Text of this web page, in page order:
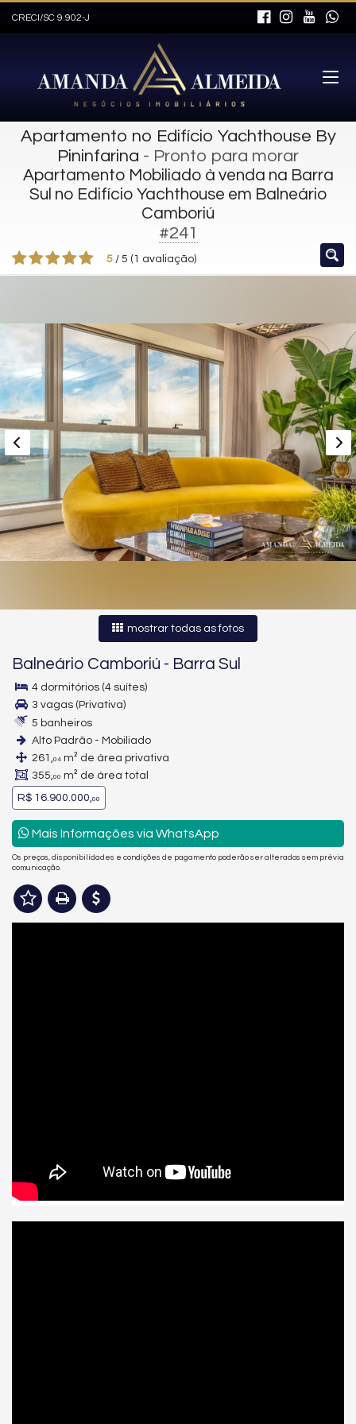
CRECI/SC 9.902-J
Apartamento no Edifício Yachthouse By
Pininfarina - Pronto para morar
Apartamento Mobiliado à venda na Barra
Sul no Edifício Yachthouse em Balneário
Camboriú
#241
5 / 5 ( 1 avaliação)
mostrar todas as fotos
Balneário Camboriú - Barra Sul
4 dormitórios (4 suítes)
3 vagas (Privativa)
5 banheiros
Alto Padrão - Mobiliado
261,04 m² de área privativa
355,00 m² de área total
R$ 16.900.000,00
Mais Informações via WhatsApp
Os preços, disponibilidades e condições de pagamento poderão ser alterados sem prévia
comunicação.